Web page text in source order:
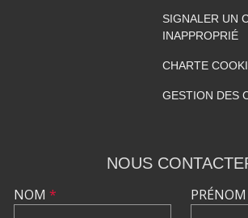
SIGNALER UN
INAPPROPRIÉ
CHARTE
GESTION DES
NOUS
NOM * PRÉNOM